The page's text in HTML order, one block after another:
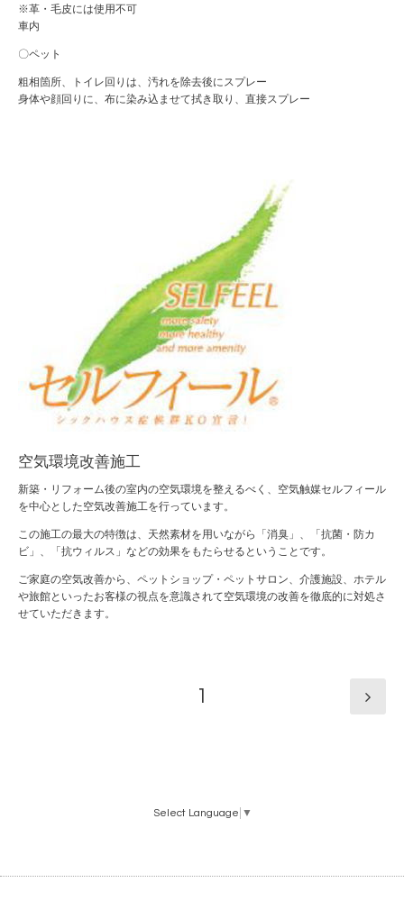
※革・毛皮には使用不可
車内
〇ペット
粗相箇所、トイレ回りは、汚れを除去後にスプレー
身体や顔回りに、布に染み込ませて拭き取り、直接スプレー
空気環境改善施工
新築・リフォーム後の室内の空気環境を整えるべく、空気触媒セルフィール
を中心とした空気改善施工を行っています。
この施工の最大の特徴は、天然素材を用いながら「消臭」、「抗菌・防カ
ビ」、「抗ウィルス」などの効果をもたらせるということです。
ご家庭の空気改善から、ペットショップ・ペットサロン、介護施設、ホテル
や旅館といったお客様の視点を意識されて空気環境の改善を徹底的に対処さ
せていただきます。
1
Select Language ▼